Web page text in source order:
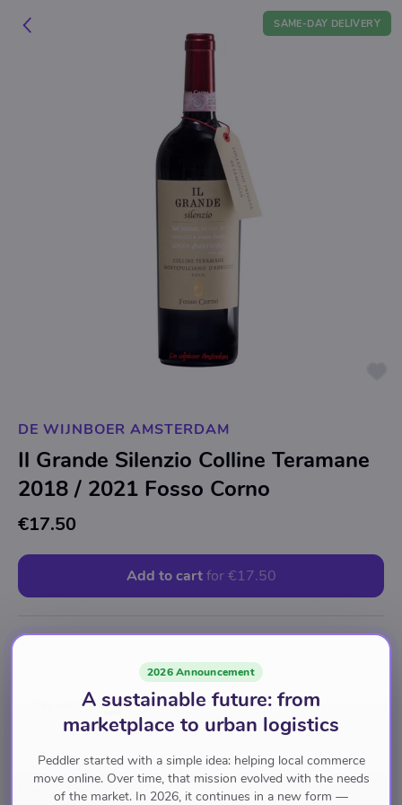
SAME-DAY DELIVERY
DE WIJNBOER AMSTERDAM
Il Grande Silenzio Colline Teramane
2018 / 2021 Fosso Corno
€17.50
Add to cart for €17.50
Description
2026 Announcement
A sustainable future: from
marketplace to urban logistics
Peddler started with a simple idea: helping local commerce
move online. Over time, that mission evolved with the needs
of the market. In 2026, it continues in a new form —